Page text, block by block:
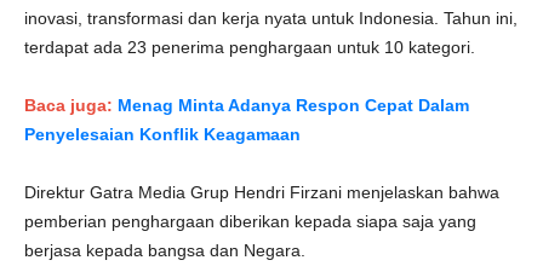
inovasi, transformasi dan kerja nyata untuk Indonesia. Tahun ini,
terdapat ada 23 penerima penghargaan untuk 10 kategori.
Baca juga: Menag Minta Adanya Respon Cepat Dalam
Penyelesaian Konflik Keagamaan
Direktur Gatra Media Grup Hendri Firzani menjelaskan bahwa
pemberian penghargaan diberikan kepada siapa saja yang
berjasa kepada bangsa dan Negara.